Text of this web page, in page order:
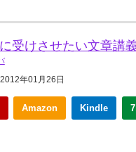
受けさせたい文章講
年01月26日
Amazon Kindle